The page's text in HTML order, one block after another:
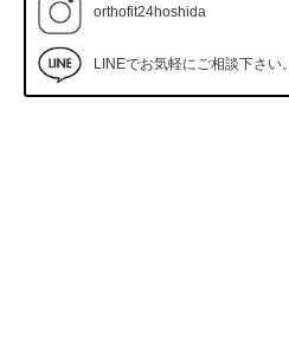
orthofit24hoshida
LINEでお気軽にご相談下さい。